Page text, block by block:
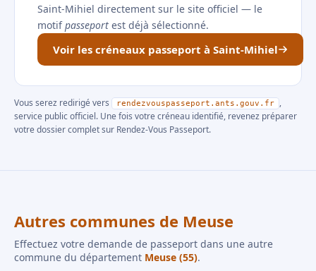
Saint-Mihiel directement sur le site officiel — le
motifpasseport est déjà sélectionné.
Voir les créneaux passeport à Saint-Mihiel
Vous serez redirigé vers rendezvouspasseport.ants.gouv.fr
,
service public officiel. Une fois votre créneau identifié, revenez préparer
votre dossier complet sur Rendez-Vous Passeport.
Autres communes de Meuse
Effectuez votre demande de passeport dans une autre
commune du département Meuse (55).